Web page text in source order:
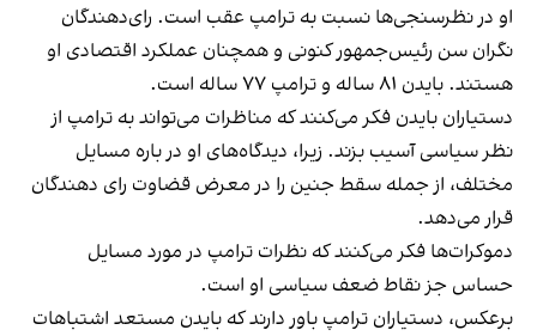
او در نظرسنجی‌ها نسبت به ترامپ عقب است. رای‌دهندگان
نگران سن رئیس‌جمهور کنونی و همچنان عملکرد اقتصادی‌ او
هستند. بایدن ۸۱ ساله و ترامپ ۷۷ ساله است.
دستیاران بایدن فکر می‌کنند که مناظرات می‌تواند به ترامپ از
نظر سیاسی آسیب بزند. زیرا، دیدگاه‌های او در باره مسایل
مختلف، از جمله سقط جنین را در معرض قضاوت رای دهندگان
قرار می‌دهد.
دموکرات‌ها فکر می‌کنند که نظرات ترامپ در مورد مسایل
حساس جز نقاط ضعف سیاسی او است.
برعکس، دستیاران ترامپ باور دارند که بایدن مستعد اشتباهات